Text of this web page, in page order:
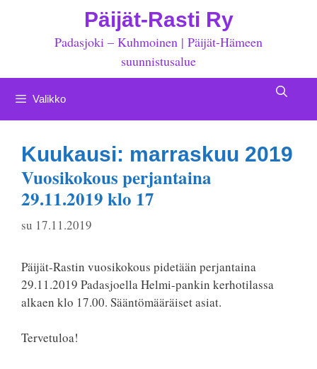
Päijät-Rasti Ry
Padasjoki – Kuhmoinen | Päijät-Hämeen
suunnistusalue
Valikko
Kuukausi: marraskuu 2019
Vuosikokous perjantaina
29.11.2019 klo 17
su 17.11.2019
Päijät-Rastin vuosikokous pidetään perjantaina
29.11.2019 Padasjoella Helmi-pankin kerhotilassa
alkaen klo 17.00. Sääntömääräiset asiat.
Tervetuloa!